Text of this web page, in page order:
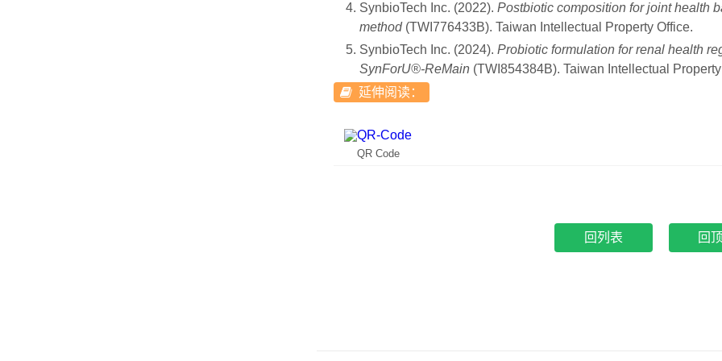
SynbioTech Inc. (2022).Postbiotic composition for joint health
method(TWI776433B). Taiwan Intellectual Property Office.
SynbioTech Inc. (2024).Probiotic formulation for renal health
SynForU®-ReMain (TWI854384B). Taiwan Intellectual
延伸阅读：
QR Code
回